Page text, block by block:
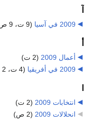
2009 في آسيا (9 ت، 9 ص)
أعمال 2009
(2 ت)
2009 في أفريقيا
(4 ت، 2 ص)
انتخابات 2009
(2 ت)
انحلالات 2009
(2 ص)